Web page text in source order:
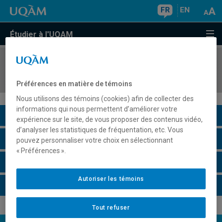
FR EN
Étudier à l'UQAM
COURS//
Description du cours
Horaire - Été 2026
Préférences en matière de témoins
Nous utilisons des témoins (cookies) afin de collecter des
informations qui nous permettent d’améliorer votre
expérience sur le site, de vous proposer des contenus vidéo,
d’analyser les statistiques de fréquentation, etc. Vous
pouvez personnaliser votre choix en sélectionnant
« Préférences ».
Tout refuser
Autoriser les témoins